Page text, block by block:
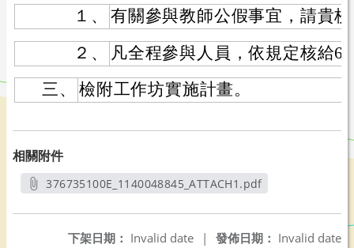
１、
有關參與教師公假事宜，請貴
２、
凡全程參與人員，依規定核給6
三、
檢附工作坊實施計畫。
相關附件
376735100E_1140048845_ATTACH1.pdf
發佈日期： Invalid date
下架日期： Invalid date
|